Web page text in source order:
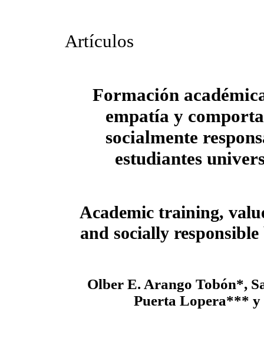
Artículos
Formación
empatía y
socialmente
estudiantes
Academic training,
and socially
Olber E. Arango Tobón*,
Puerta Lopera*** y